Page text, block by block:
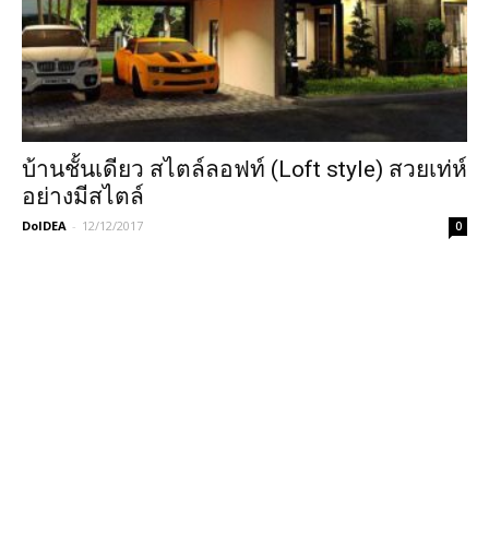
บ้านชั้นเดียว สไตล์ลอฟท์ (Loft style) สวยเท่ห์
อย่างมีสไตล์
DoIDEA - 12/12/2017 0